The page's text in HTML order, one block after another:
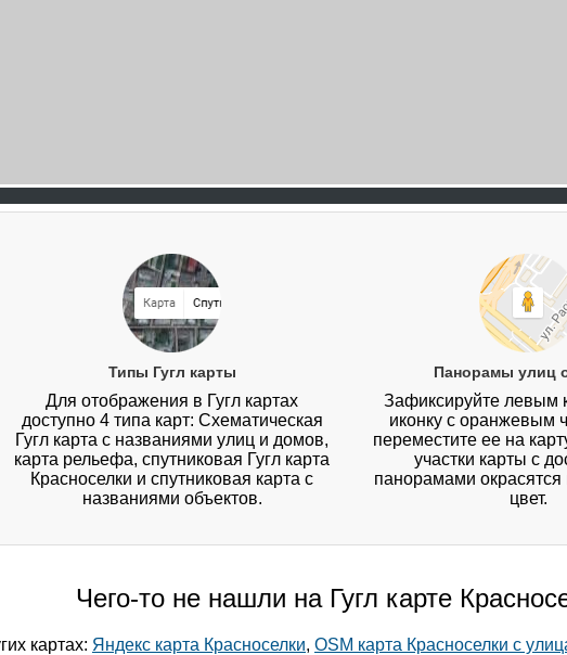
Типы Гугл карты
Для отображения в Гугл картах
доступно 4 типа карт: Схематическая
Гугл карта с названиями улиц и домов,
карта рельефа, спутниковая Гугл карта
Красноселки и спутниковая карта с
названиями объектов.
Панорамы улиц
Зафиксируйте левым
иконку с оранжевым
переместите ее на
участки карты с
панорамами
цвет.
Чего-то не нашли на Гугл карте
картах: Яндекс карта Красноселки, OSM карта Красноселки с